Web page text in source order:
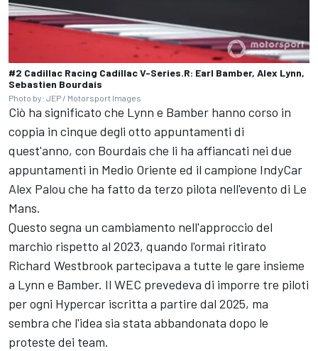
#2 Cadillac Racing Cadillac V-Series.R: Earl Bamber, Alex Lynn,
Sebastien Bourdais
Photo by: JEP / Motorsport Images
Ciò ha significato che Lynn e Bamber hanno corso in
coppia in cinque degli otto appuntamenti di
quest'anno, con Bourdais che li ha affiancati nei due
appuntamenti in Medio Oriente ed il campione IndyCar
Alex Palou che ha fatto da terzo pilota nell'evento di Le
Mans.
Questo segna un cambiamento nell'approccio del
marchio rispetto al 2023, quando l'ormai ritirato
Richard Westbrook partecipava a tutte le gare insieme
a Lynn e Bamber. Il WEC prevedeva di imporre tre piloti
per ogni Hypercar iscritta a partire dal 2025, ma
sembra che l'idea sia stata abbandonata dopo le
proteste dei team.